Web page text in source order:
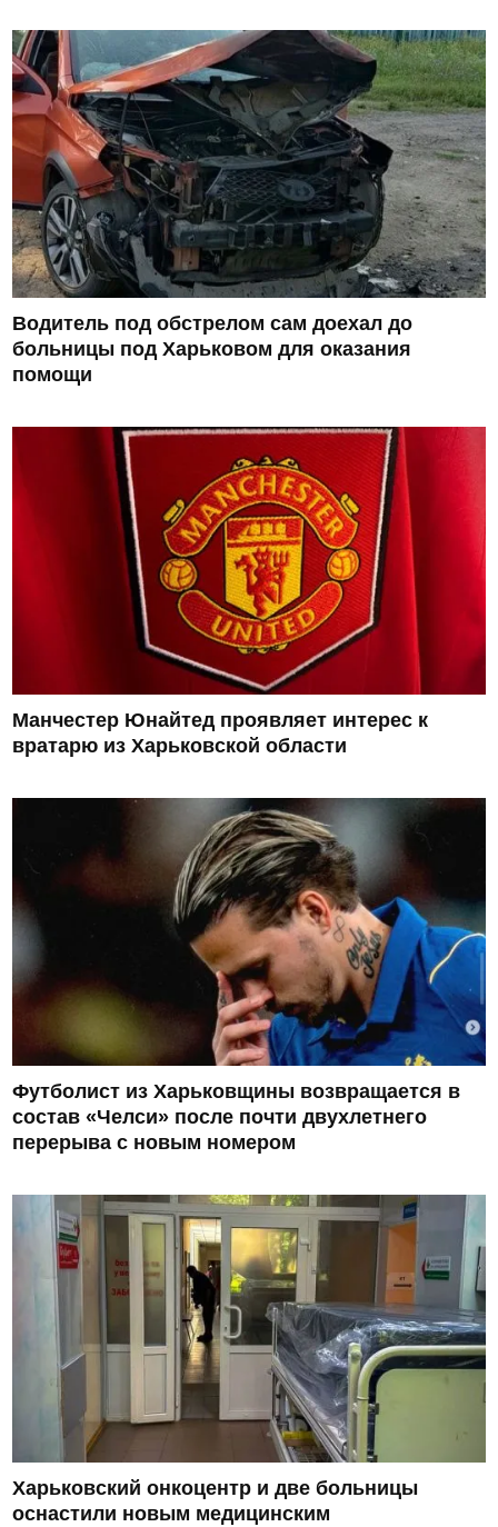
Водитель под обстрелом сам доехал до
больницы под Харьковом для оказания
помощи
Манчестер Юнайтед проявляет интерес к
вратарю из Харьковской области
Футболист из Харьковщины возвращается в
состав «Челси» после почти двухлетнего
перерыва с новым номером
Харьковский онкоцентр и две больницы
оснастили новым медицинским